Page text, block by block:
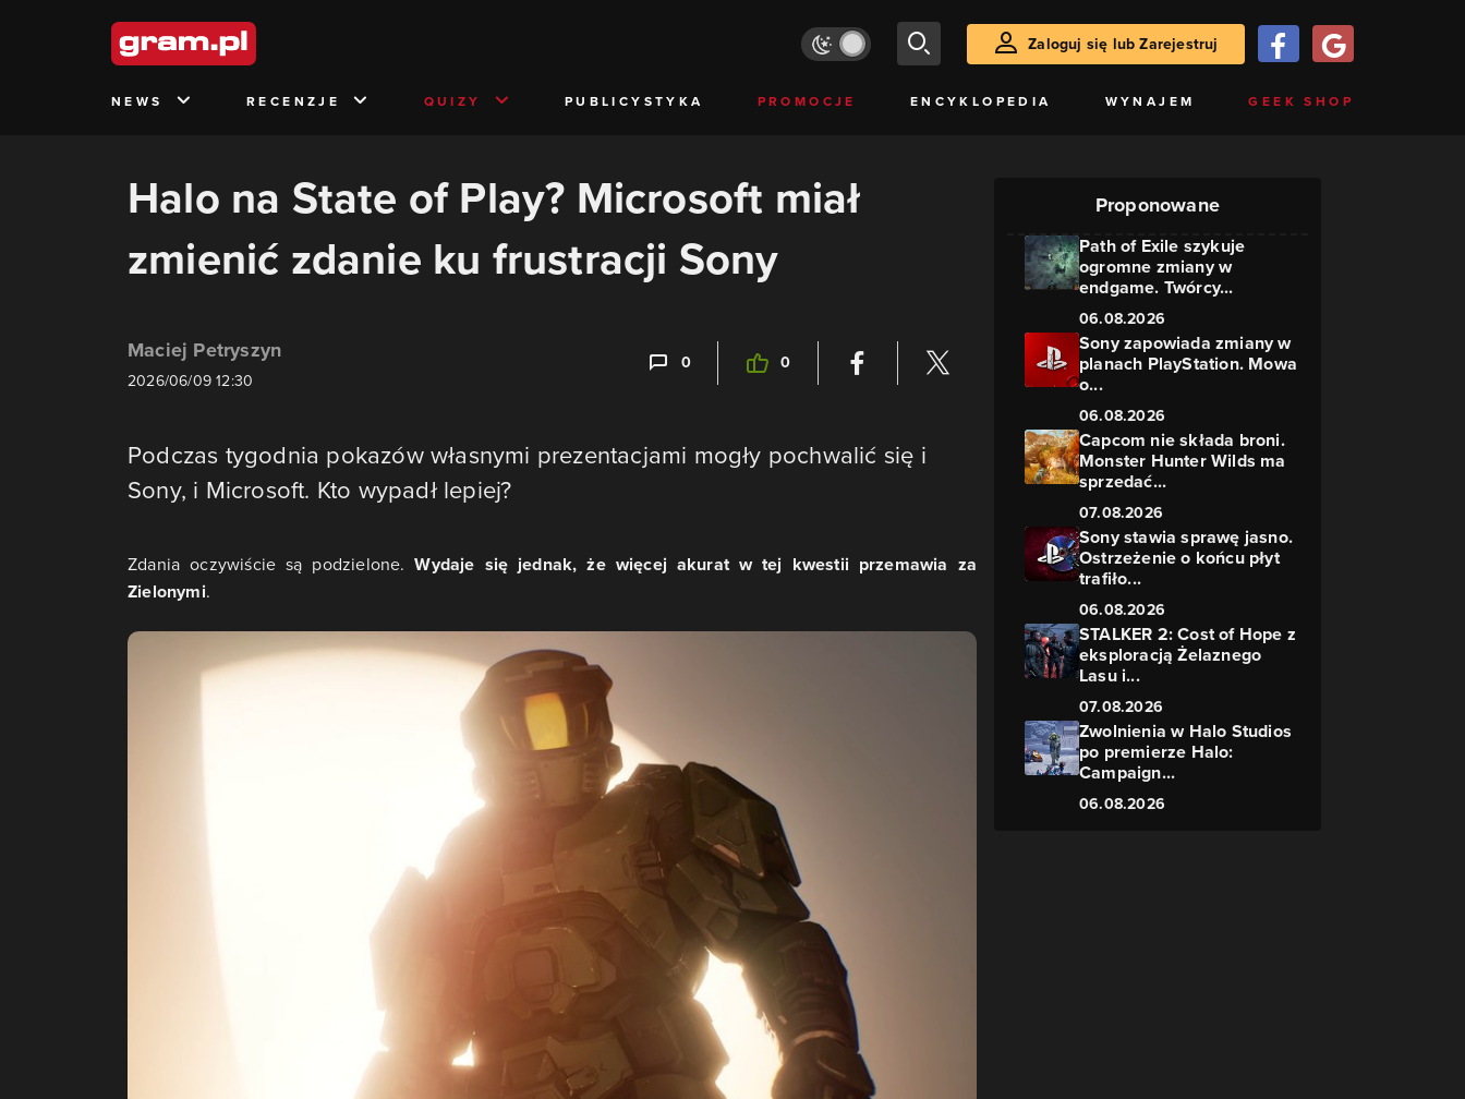
Zaloguj się lub Zarejestruj
NEWS RECENZJE QUIZY PUBLICYSTYKA PROMOCJE ENCYKLOPEDIA WYNAJEM GEEK SHOP
Halo na State of Play? Microsoft miał
zmienić zdanie ku frustracji Sony
Maciej Petryszyn
2026/06/09 12:30
0 0
Podczas tygodnia pokazów własnymi prezentacjami mogły pochwalić się i
Sony, i Microsoft. Kto wypadł lepiej?
Zdania oczywiście są podzielone.Wydaje się jednak, że więcej akurat w tej kwestii przemawia za
Zielonymi.
Proponowane
Path of Exile szykuje
ogromne zmiany w
endgame. Twórcy...
06.08.2026
Sony zapowiada zmiany w
planach PlayStation. Mowa
o...
06.08.2026
Capcom nie składa broni.
Monster Hunter Wilds ma
sprzedać...
07.08.2026
Sony stawia sprawę jasno.
Ostrzeżenie o końcu płyt
trafiło...
06.08.2026
STALKER 2: Cost of Hope z
eksploracją Żelaznego
Lasu i...
07.08.2026
Zwolnienia w Halo Studios
po premierze Halo:
Campaign...
06.08.2026